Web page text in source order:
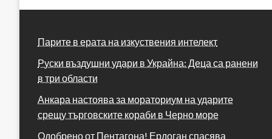
Парите в ерата на изкуствения интелект
Руски въздушни удари в Украйна: Деца са ранени
в три области
Анкара настоява за мораториум на ударите
срещу търговските кораби в Черно море
Одобрено от Пентагона! Ердоган спасява